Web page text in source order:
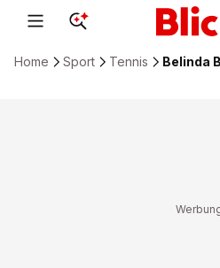
Home Sport Tennis Belinda